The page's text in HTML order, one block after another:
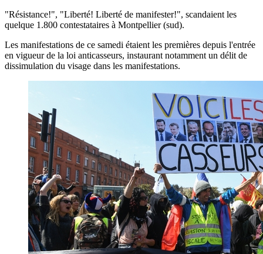
"Résistance!", "Liberté! Liberté de manifester!", scandaient les
quelque 1.800 contestataires à Montpellier (sud).
Les manifestations de ce samedi étaient les premières depuis l'entrée
en vigueur de la loi anticasseurs, instaurant notamment un délit de
dissimulation du visage dans les manifestations.